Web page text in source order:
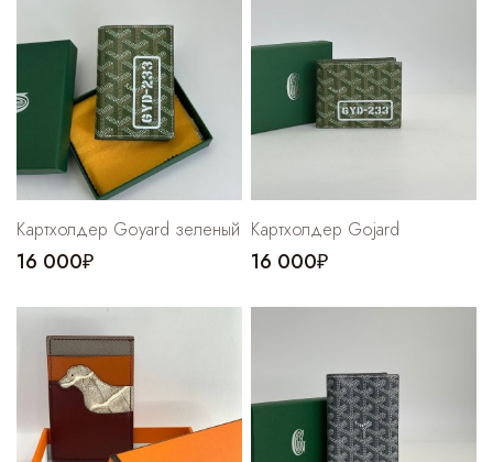
Картхолдер Goyard зеленый
16 000₽
Картхолдер Gojard
16 000₽
Комбинезоны